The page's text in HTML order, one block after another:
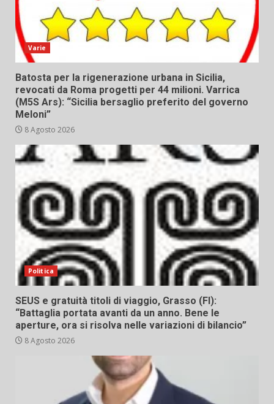
Varie
Batosta per la rigenerazione urbana in Sicilia,
revocati da Roma progetti per 44 milioni. Varrica
(M5S Ars): “Sicilia bersaglio preferito del governo
Meloni”
8 Agosto 2026
Politica
SEUS e gratuità titoli di viaggio, Grasso (FI):
“Battaglia portata avanti da un anno. Bene le
aperture, ora si risolva nelle variazioni di bilancio”
8 Agosto 2026